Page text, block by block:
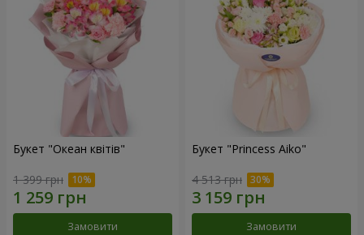
Букет "Океан квітів"
1 399 грн
Замовити
Букет "Princess Aiko"
4 513 грн
Замовити